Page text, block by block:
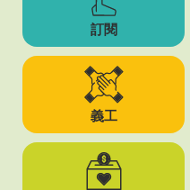
訂閱
義工